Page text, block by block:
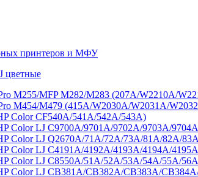
принтеров и МФУ
цветные
M255/MFP M282/M283 (207A/W2210A/
M454/M479 (415A/W2030A/W2031A/
Color CF540A/541A/542A/543A)
Color LJ C9700A/9701A/9702A/9703A/9704A
Color LJ Q2670A/71A/72A/73A/81A/82A/
Color LJ C4191A/4192A/4193A/4194A/
Color LJ C8550A/51A/52A/53A/54A/55A/
Color LJ CB381A/CB382A/CB383A/